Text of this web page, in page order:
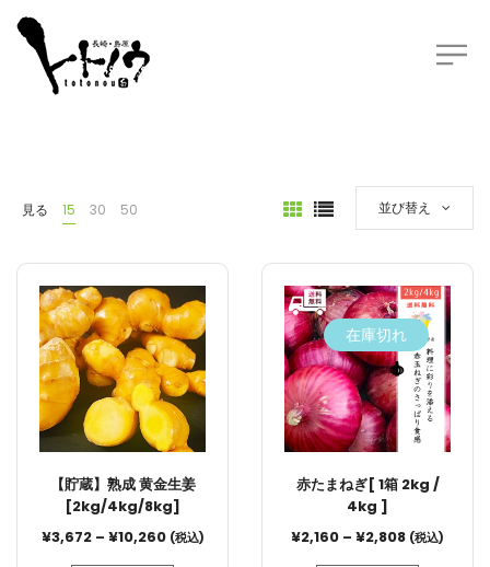
見る 15 30 50 並び替え
【貯蔵】熟成 黄金生姜
[2kg/4kg/8kg]
¥3,672 – ¥10,260 (税込)
在庫切れ
赤たまねぎ[ 1箱 2kg /
4kg ]
¥2,160 – ¥2,808 (税込)